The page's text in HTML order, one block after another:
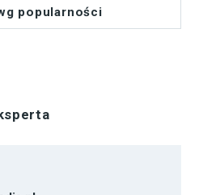
popularności